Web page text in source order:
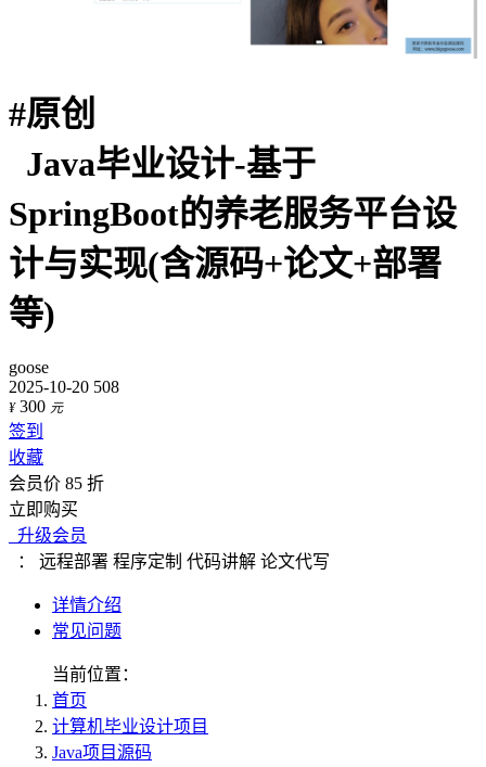
#原创
Java毕业设计-基于
SpringBoot的养老服务平台设
计与实现(含源码+论文+部署
等)
goose
2025-10-20 508
¥ 300 元
签到
收藏
会员价 85 折
立即购买
升级会员
： 远程部署 程序定制 代码讲解 论文代写
详情介绍
常见问题
当前位置：
首页
计算机毕业设计项目
Java项目源码